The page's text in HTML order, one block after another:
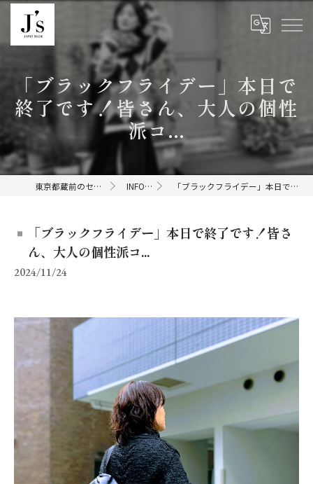
「ブラックフライデー」本日で
終了です！皆さん、大人の個性
派コ...
東京都蔵前のセレクトショップならJ's INFORMATION 「ブラックフライデー」本日で終了です！皆さん、大人の個性派コ...
「ブラックフライデー」本日で終了です！皆さ
ん、大人の個性派コ...
2024/11/24